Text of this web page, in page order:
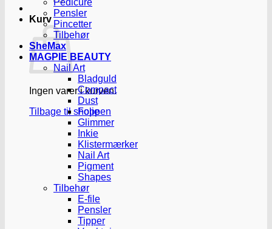
Kurv
Ingen varer i kurven.
Tilbage til shoppen
Pedicure
Pensler
Pincetter
Tilbehør
SheMax
MAGPIE BEAUTY
Nail Art
Bladguld
Compact
Dust
Folie
Glimmer
Inkie
Klistermærker
Nail Art
Pigment
Shapes
Tilbehør
E-file
Pensler
Tipper